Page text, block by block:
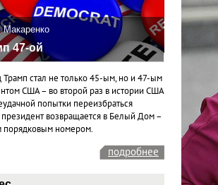
Макаренко
47-ой
Трамп стал не только 45-ым, но и 47-ым
США – во второй раз в истории США
попытки переизбраться
возвращается в Белый Дом –
порядковым номером.
подробнее